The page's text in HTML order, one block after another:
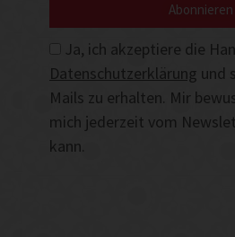
Ja, ich akzeptiere die
Datenschutzerklärung und
Mails zu erhalten. Mir
mich jederzeit vom
kann.
Abonnieren